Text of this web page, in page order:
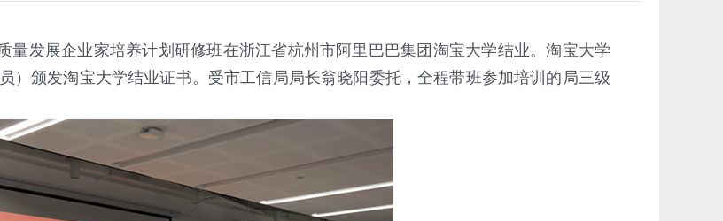
量发展企业家培养计划研修班在浙江省杭州市阿里巴巴集团淘宝大学结业。淘宝大学
）颁发淘宝大学结业证书。受市工信局局长翁晓阳委托，全程带班参加培训的局三级